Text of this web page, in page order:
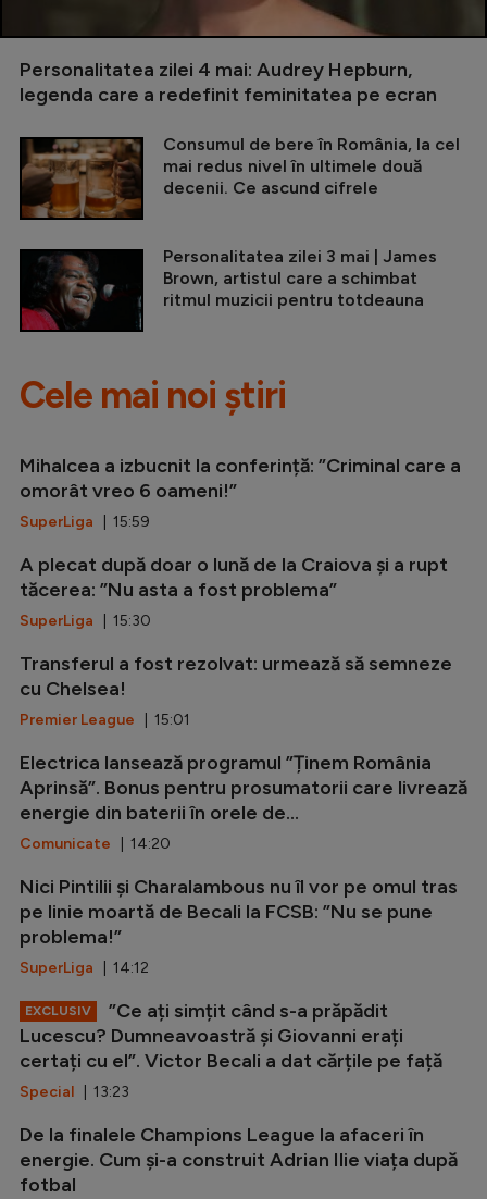
Personalitatea zilei 4 mai: Audrey Hepburn,
legenda care a redefinit feminitatea pe ecran
Consumul de bere în România, la cel
mai redus nivel în ultimele două
decenii. Ce ascund cifrele
Personalitatea zilei 3 mai | James
Brown, artistul care a schimbat
ritmul muzicii pentru totdeauna
Cele mai noi știri
Mihalcea a izbucnit la conferință: ”Criminal care a
omorât vreo 6 oameni!”
SuperLiga | 15:59
A plecat după doar o lună de la Craiova și a rupt
tăcerea: ”Nu asta a fost problema”
SuperLiga | 15:30
Transferul a fost rezolvat: urmează să semneze
cu Chelsea!
Premier League | 15:01
Electrica lansează programul ”Ținem România
Aprinsă”. Bonus pentru prosumatorii care livrează
energie din baterii în orele de...
Comunicate | 14:20
Nici Pintilii și Charalambous nu îl vor pe omul tras
pe linie moartă de Becali la FCSB: ”Nu se pune
problema!”
SuperLiga | 14:12
EXCLUSIV
”Ce ați simțit când s-a prăpădit
Lucescu? Dumneavoastră și Giovanni erați
certați cu el”. Victor Becali a dat cărțile pe față
Special | 13:23
De la finalele Champions League la afaceri în
energie. Cum și-a construit Adrian Ilie viața după
fotbal